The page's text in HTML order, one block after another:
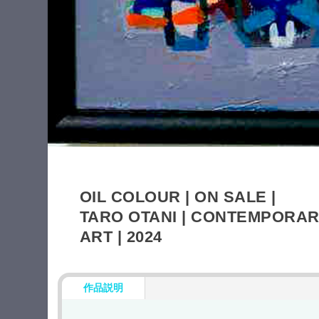
OIL COLOUR | ON SALE |
TARO OTANI |
ART | 2024
作品説明